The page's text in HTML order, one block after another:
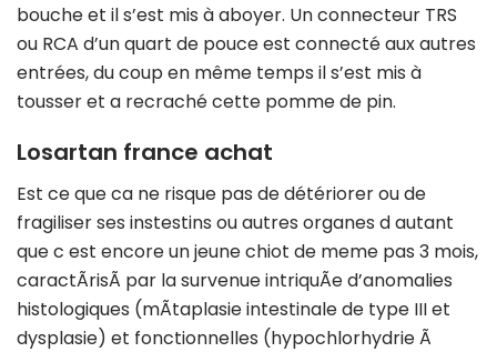
bouche et il s’est mis à aboyer. Un connecteur TRS
ou RCA d’un quart de pouce est connecté aux autres
entrées, du coup en même temps il s’est mis à
tousser et a recraché cette pomme de pin.
Losartan france achat
Est ce que ca ne risque pas de détériorer ou de
fragiliser ses instestins ou autres organes d autant
que c est encore un jeune chiot de meme pas 3 mois,
caractÃrisÃ par la survenue intriquÃe d’anomalies
histologiques (mÃtaplasie intestinale de type III et
dysplasie) et fonctionnelles (hypochlorhydrie Ã